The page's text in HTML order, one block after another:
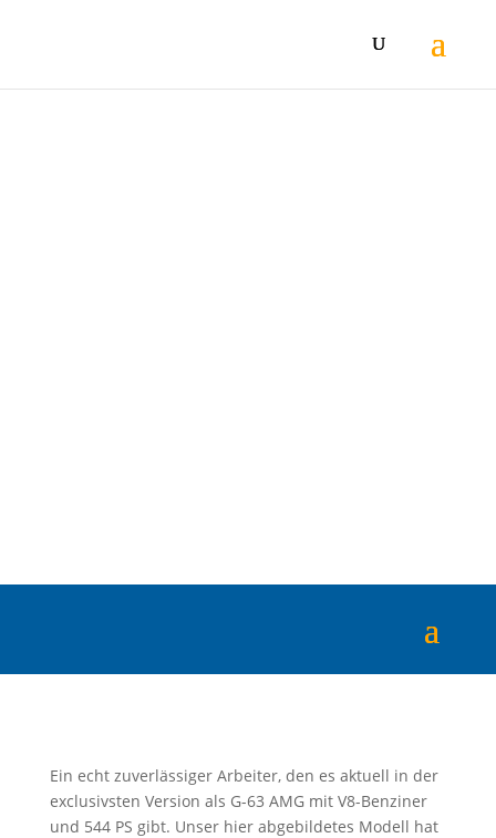
Ein echt zuverlässiger Arbeiter, den es aktuell in der
exclusivsten Version als G-63 AMG mit V8-Benziner
und 544 PS gibt. Unser hier abgebildetes Modell hat